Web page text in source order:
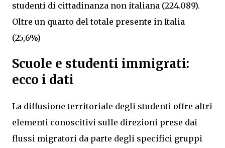
studenti di cittadinanza non italiana (224.089).
Oltre un quarto del totale presente in Italia
(25,6%)
Scuole e studenti immigrati:
ecco i dati
La diffusione territoriale degli studenti offre altri
elementi conoscitivi sulle direzioni prese dai
flussi migratori da parte degli specifici gruppi